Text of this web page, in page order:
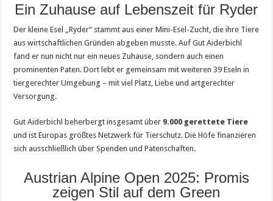
Ein Zuhause auf Lebenszeit für Ryder
Der kleine Esel „Ryder“ stammt aus einer Mini-Esel-Zucht, die ihre Tiere
aus wirtschaftlichen Gründen abgeben musste. Auf Gut Aiderbichl
fand er nun nicht nur ein neues Zuhause, sondern auch einen
prominenten Paten. Dort lebt er gemeinsam mit weiteren 39 Eseln in
tiergerechter Umgebung – mit viel Platz, Liebe und artgerechter
Versorgung.
Gut Aiderbichl beherbergt insgesamt über 9.000 gerettete Tiere
und ist Europas größtes Netzwerk für Tierschutz. Die Höfe finanzieren
sich ausschließlich über Spenden und Patenschaften.
Austrian Alpine Open 2025: Promis
zeigen Stil auf dem Green